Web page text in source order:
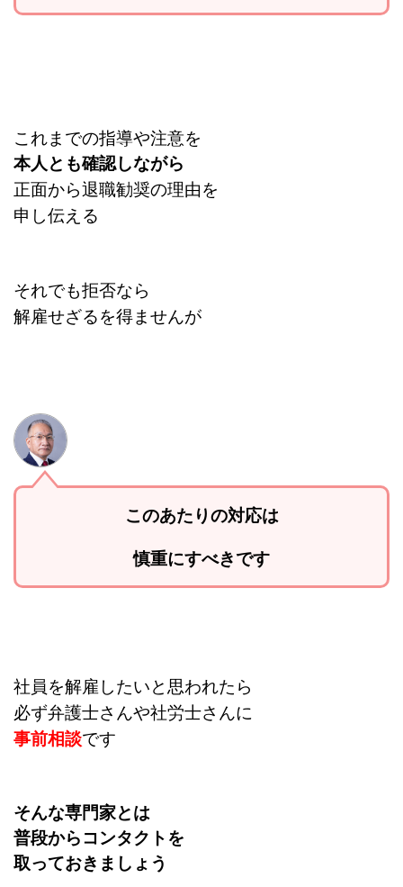
これまでの指導や注意を
本人とも確認しながら
正面から退職勧奨の理由を
申し伝える
それでも拒否なら
解雇せざるを得ませんが
このあたりの対応は
慎重にすべきです
社員を解雇したいと思われたら
必ず弁護士さんや社労士さんに
事前相談です
そんな専門家とは
普段からコンタクトを
取っておきましょう